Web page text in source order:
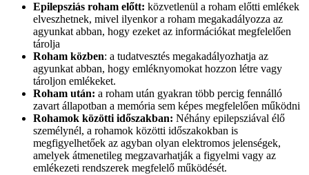
Epilepsziás roham előtt: közvetlenül a roham előtti emlékek
elveszhetnek, mivel ilyenkor a roham megakadályozza az
agyunkat abban, hogy ezeket az információkat megfelelően
tárolja
Roham közben: a tudatvesztés megakadályozhatja az
agyunkat abban, hogy emléknyomokat hozzon létre vagy
tároljon emlékeket.
Roham után: a roham után gyakran több percig fennálló
zavart állapotban a memória sem képes megfelelően működni
Rohamok közötti időszakban: Néhány epilepsziával élő
személynél, a rohamok közötti időszakokban is
megfigyelhetőek az agyban olyan elektromos jelenségek,
amelyek átmenetileg megzavarhatják a figyelmi vagy az
emlékezeti rendszerek megfelelő működését.